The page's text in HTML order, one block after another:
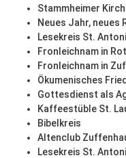
Stammheimer
Neues Jahr, neues
Lesekreis St.
Fronleichnam in Rot
Fronleichnam in
Ökumenisches
Gottesdienst als
Kaffeestüble St.
Bibelkreis
Altenclub
Lesekreis St.